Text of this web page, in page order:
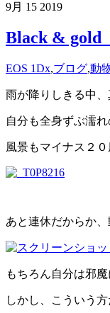
9月 15 2019
Black &
EOS 1Dx,ブログ,動
雨が降りしきる中
自分も全身ずぶ濡
風景もマイナス２
あと連休だからか
もちろん自分は邪
しかし、こういう